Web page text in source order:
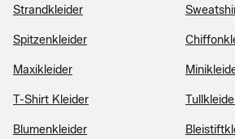
Strandkleider
Spitzenkleider
Maxikleider
T-Shirt Kleider
Blumenkleider